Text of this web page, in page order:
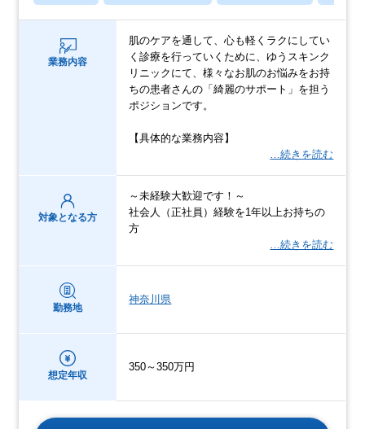
業務内容
肌のケアを通して、心も軽くラクにしてい
く診療を行っていくために、ゆうスキンク
リニックにて、様々なお肌のお悩みをお持
ちの患者さんの「綺麗のサポート」を担う
ポジションです。
【具体的な業務内容】
…続きを読む
対象となる方
～未経験大歓迎です！～
社会人（正社員）経験を1年以上お持ちの
方
…続きを読む
勤務地
神奈川県
想定年収
350～350万円